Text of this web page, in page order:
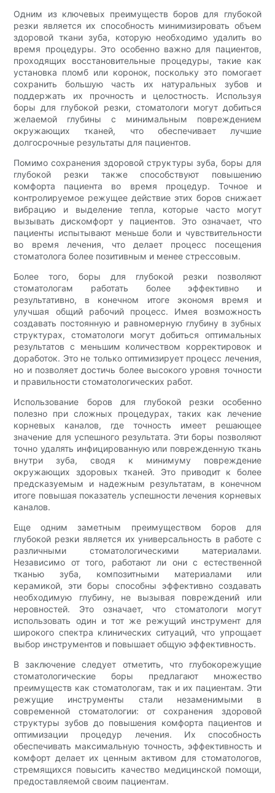
Одним из ключевых преимуществ боров для глубокой
резки является их способность минимизировать объем
здоровой ткани зуба, которую необходимо удалить во
время процедуры. Это особенно важно для пациентов,
проходящих восстановительные процедуры, такие как
установка пломб или коронок, поскольку это помогает
сохранить большую часть их натуральных зубов и
поддержать их прочность и целостность. Используя
боры для глубокой резки, стоматологи могут добиться
желаемой глубины с минимальным повреждением
окружающих тканей, что обеспечивает лучшие
долгосрочные результаты для пациентов.
Помимо сохранения здоровой структуры зуба, боры для
глубокой резки также способствуют повышению
комфорта пациента во время процедур. Точное и
контролируемое режущее действие этих боров снижает
вибрацию и выделение тепла, которые часто могут
вызывать дискомфорт у пациентов. Это означает, что
пациенты испытывают меньше боли и чувствительности
во время лечения, что делает процесс посещения
стоматолога более позитивным и менее стрессовым.
Более того, боры для глубокой резки позволяют
стоматологам работать более эффективно и
результативно, в конечном итоге экономя время и
улучшая общий рабочий процесс. Имея возможность
создавать постоянную и равномерную глубину в зубных
структурах, стоматологи могут добиться оптимальных
результатов с меньшим количеством корректировок и
доработок. Это не только оптимизирует процесс лечения,
но и позволяет достичь более высокого уровня точности
и правильности стоматологических работ.
Использование боров для глубокой резки особенно
полезно при сложных процедурах, таких как лечение
корневых каналов, где точность имеет решающее
значение для успешного результата. Эти боры позволяют
точно удалять инфицированную или поврежденную ткань
внутри зуба, сводя к минимуму повреждение
окружающих здоровых тканей. Это приводит к более
предсказуемым и надежным результатам, в конечном
итоге повышая показатель успешности лечения корневых
каналов.
Еще одним заметным преимуществом боров для
глубокой резки является их универсальность в работе с
различными стоматологическими материалами.
Независимо от того, работают ли они с естественной
тканью зуба, композитными материалами или
керамикой, эти боры способны эффективно создавать
необходимую глубину, не вызывая повреждений или
неровностей. Это означает, что стоматологи могут
использовать один и тот же режущий инструмент для
широкого спектра клинических ситуаций, что упрощает
выбор инструментов и повышает общую эффективность.
В заключение следует отметить, что глубокорежущие
стоматологические боры предлагают множество
преимуществ как стоматологам, так и их пациентам. Эти
режущие инструменты стали незаменимыми в
современной стоматологии: от сохранения здоровой
структуры зубов до повышения комфорта пациентов и
оптимизации процедур лечения. Их способность
обеспечивать максимальную точность, эффективность и
комфорт делает их ценным активом для стоматологов,
стремящихся повысить качество медицинской помощи,
предоставляемой своим пациентам.